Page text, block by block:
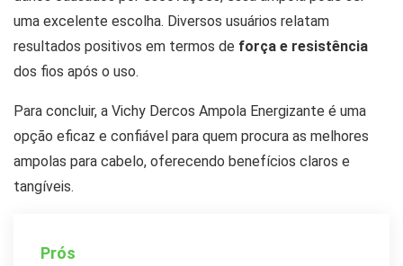
uma excelente escolha. Diversos usuários relatam
resultados positivos em termos de força e resistência
dos fios após o uso.
Para concluir, a Vichy Dercos Ampola Energizante é uma
opção eficaz e confiável para quem procura as melhores
ampolas para cabelo, oferecendo benefícios claros e
tangíveis.
Prós